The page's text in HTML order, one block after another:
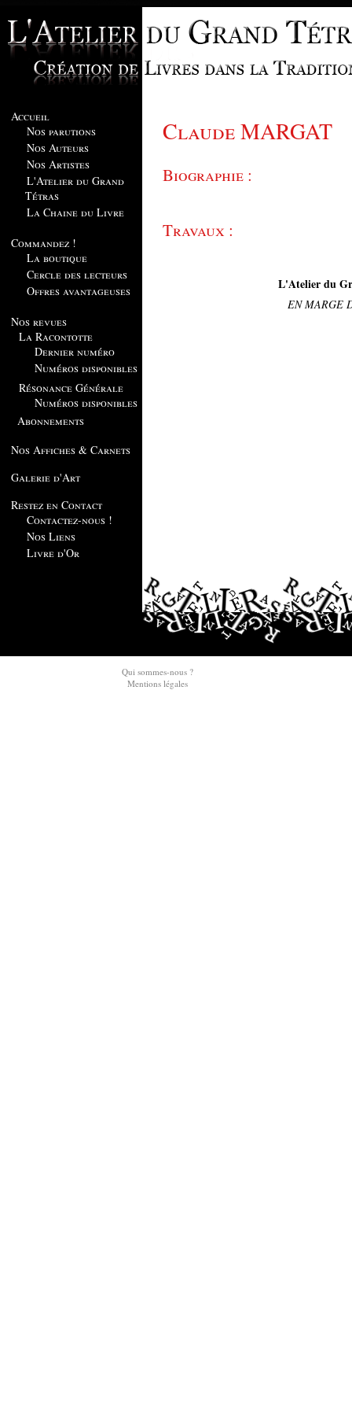
Accueil
Nos parutions
Nos Auteurs
Nos Artistes
L'Atelier du Grand
Tétras
La Chaine du Livre
Commandez !
La boutique
Cercle des lecteurs
Offres avantageuses
Nos revues
La Racontotte
Dernier numéro
Numéros disponibles
Résonance Générale
Numéros disponibles
Abonnements
Nos Affiches & Carnets
Galerie d'Art
Restez en Contact
Contactez-nous !
Nos Liens
Livre d'Or
Claude MARGAT
Biographie :
Travaux :
L'Atelier du
EN MARGE
Qui sommes-nous ?
Mentions légales